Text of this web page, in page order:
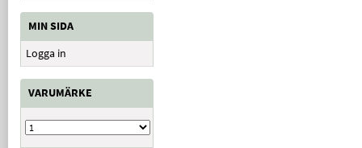
MIN SIDA
Logga in
VARUMÄRKE